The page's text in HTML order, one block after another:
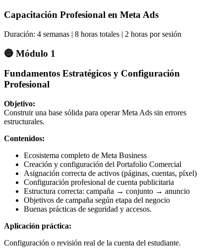
Capacitación Profesional en Meta Ads
Duración: 4 semanas | 8 horas totales | 2 horas por sesión
🔵 Módulo 1
Fundamentos Estratégicos y Configuración
Profesional
Objetivo:
Construir una base sólida para operar Meta Ads sin errores
estructurales.
Contenidos:
Ecosistema completo de Meta Business
Creación y configuración del Portafolio Comercial
Asignación correcta de activos (páginas, cuentas, píxel)
Configuración profesional de cuenta publicitaria
Estructura correcta: campaña → conjunto → anuncio
Objetivos de campaña según etapa del negocio
Buenas prácticas de seguridad y accesos.
Aplicación práctica:
Configuración o revisión real de la cuenta del estudiante.